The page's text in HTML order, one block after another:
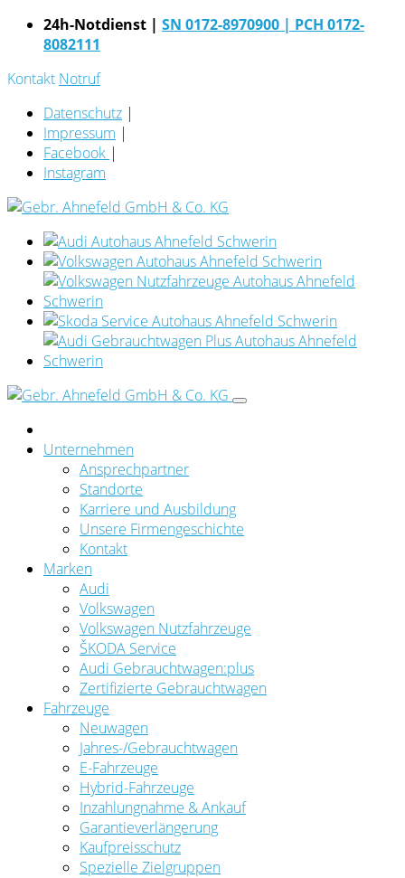
24h-Notdienst | SN 0172-8970900 | PCH 0172-
8082111
Kontakt Notruf
Datenschutz |
Impressum |
Facebook |
Instagram
Unternehmen
Ansprechpartner
Standorte
Karriere und Ausbildung
Unsere Firmengeschichte
Kontakt
Marken
Audi
Volkswagen
Volkswagen Nutzfahrzeuge
ŠKODA Service
Audi Gebrauchtwagen:plus
Zertifizierte Gebrauchtwagen
Fahrzeuge
Neuwagen
Jahres-/Gebrauchtwagen
E-Fahrzeuge
Hybrid-Fahrzeuge
Inzahlungnahme & Ankauf
Garantieverlängerung
Kaufpreisschutz
Spezielle Zielgruppen